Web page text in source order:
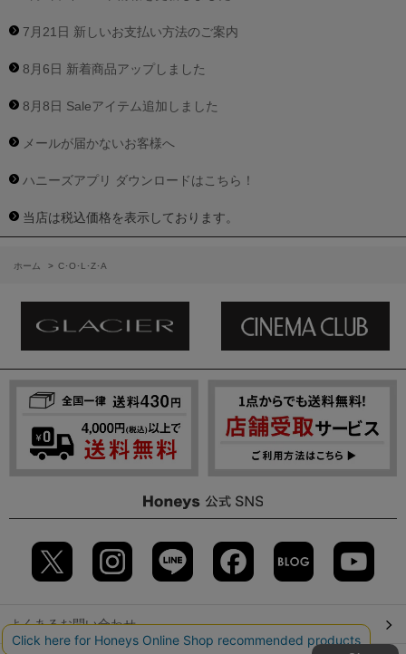
7月21日 新しいお支払い方法のご案内
8月6日 新着商品アップしました
8月8日 Saleアイテム追加しました
メールが届かないお客様へ
ハニーズアプリ ダウンロードはこちら！
当店は税込価格を表示しております。
ホーム > C･O･L･Z･A
よくあるお問い合わせ